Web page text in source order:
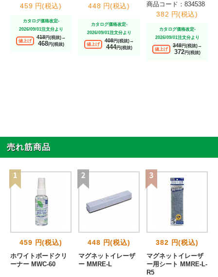
459 円(税込)
カタログ価格改定-
2026/09/01注文分より
値上げ
418 円(税抜)→
468 円(税抜)
448 円(税込)
カタログ価格改定-
2026/09/01注文分より
値上げ
408 円(税抜)→
444円(税抜)
商品コード：834538
382 円(税込)
カタログ価格改定-
2026/09/01注文分より
値上げ
348 円(税抜)→
372 円(税抜)
売れ筋商品
459 円(税込)
ホワイトボードクリ
ーナー MWC-60
448 円(税込)
マグネットイレーザ
ー MMRE-L
382 円(税込)
マグネットイレーザ
ー用シート MMRE-L-
R5